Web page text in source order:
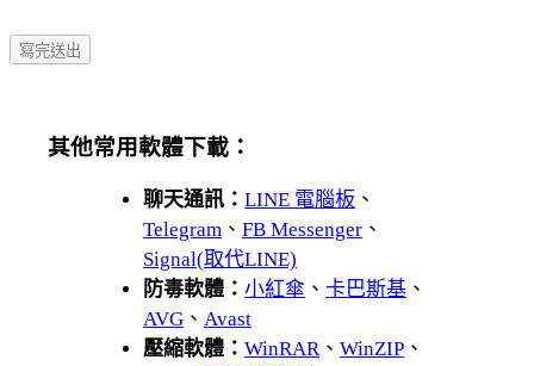
其他常用軟體下載：
聊天通訊： LINE 電腦板 、
Telegram 、 FB Messenger 、
Signal(取代LINE)
防毒軟體： 小紅傘 、 卡巴斯基 、
AVG 、 Avast
壓縮軟體： WinRAR、 WinZIP 、